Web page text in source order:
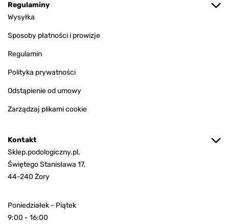
Regulaminy
Wysyłka
Sposoby płatności i prowizje
Regulamin
Polityka prywatności
Odstąpienie od umowy
Zarządzaj plikami cookie
Kontakt
Sklep.podologiczny.pl,
Świętego Stanisława 17,
44-240 Żory
Poniedziałek - Piątek
9:00 - 16:00